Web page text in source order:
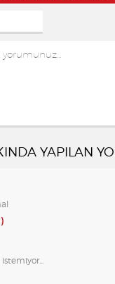
YAPILAN